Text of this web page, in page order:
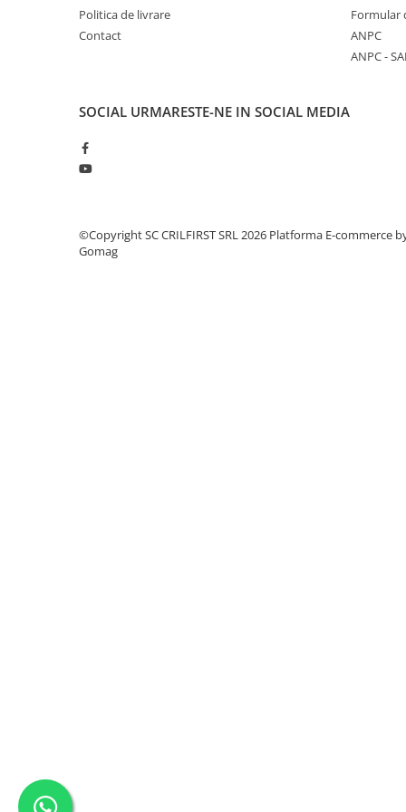
VOUCHER CADOU
Hrănitoare
Marcarea Animalelor
Tot ce ai nevoie pentru FERMA TA
Politica de livrare
Contact
Formular
ANPC
ANPC -
SOCIAL URMARESTE-NE IN SOCIAL MEDIA
©Copyright SC CRILFIRST SRL 2026 Platforma E-commerce
Gomag